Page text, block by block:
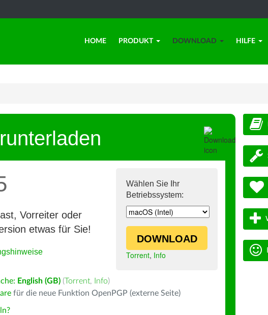
HOME PRODUKT DOWNLOAD HILFE
Wählen Sie Ihr
Betriebssystem:
DOWNLOAD
Torrent, Info
Vorreiter oder
etwas für Sie!
English (GB) (Torrent, Info)
für die neue Funktion OpenPGP (externe Seite)